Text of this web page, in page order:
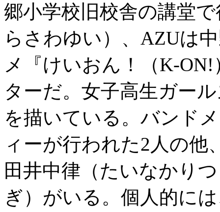
郷小学校旧校舎の講堂
らさわゆい）、AZUは
メ『けいおん！（K-
ターだ。女子高生ガー
を描いている。バンド
ィーが行われた2人の他
田井中律（たいなかり
ぎ）がいる。個人的に